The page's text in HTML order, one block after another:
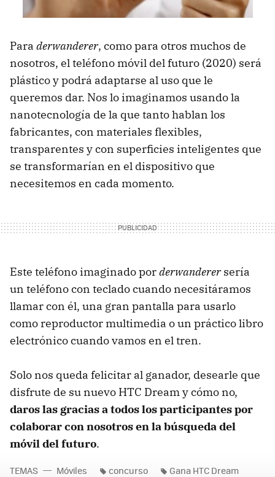
Para derwanderer, como para otros muchos de
nosotros, el teléfono móvil del futuro (2020) será
plástico y podrá adaptarse al uso que le
queremos dar. Nos lo imaginamos usando la
nanotecnología de la que tanto hablan los
fabricantes, con materiales flexibles,
transparentes y con superficies inteligentes que
se transformarían en el dispositivo que
necesitemos en cada momento.
Este teléfono imaginado porderwanderersería
un teléfono con teclado cuando necesitáramos
llamar con él, una gran pantalla para usarlo
como reproductor multimedia o un práctico libro
electrónico cuando vamos en el tren.
Solo nos queda felicitar al ganador, desearle que
disfrute de su nuevo HTC Dream y cómo no,
daros las gracias a todos los participantes por
colaborar con nosotros en la búsqueda del
móvil del futuro.
TEMAS Móviles concurso Gana HTC Dream